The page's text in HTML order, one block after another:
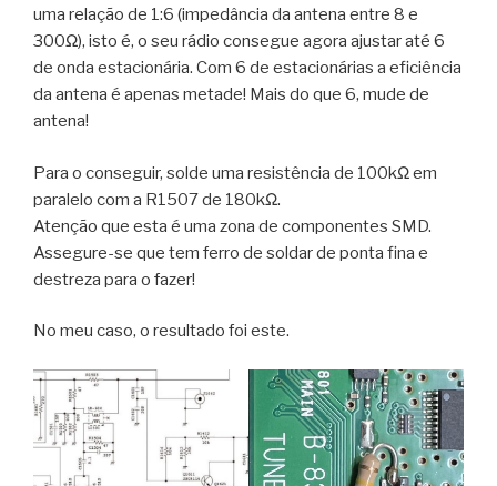
uma relação de 1:6 (impedância da antena entre 8 e
300Ω), isto é, o seu rádio consegue agora ajustar até 6
de onda estacionária. Com 6 de estacionárias a eficiência
da antena é apenas metade! Mais do que 6, mude de
antena!
Para o conseguir, solde uma resistência de 100kΩ em
paralelo com a R1507 de 180kΩ.
Atenção que esta é uma zona de componentes SMD.
Assegure-se que tem ferro de soldar de ponta fina e
destreza para o fazer!
No meu caso, o resultado foi este.